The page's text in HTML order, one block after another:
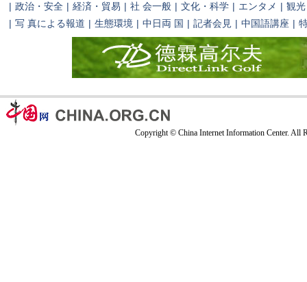
| 政治・安全 | 経済・貿易 | 社 会一般 | 文化・科学 | エンタメ | 観光
| 写 真による報道 | 生態環境 | 中日両 国 | 記者会見 | 中国語講座 |